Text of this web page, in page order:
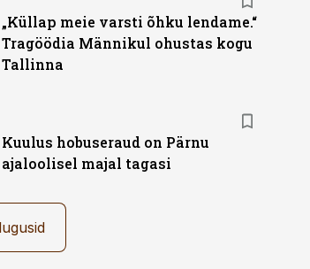
„Küllap meie varsti õhku lendame.“
Tragöödia Männikul ohustas kogu
Tallinna
Kuulus hobuseraud on Pärnu
ajaloolisel majal tagasi